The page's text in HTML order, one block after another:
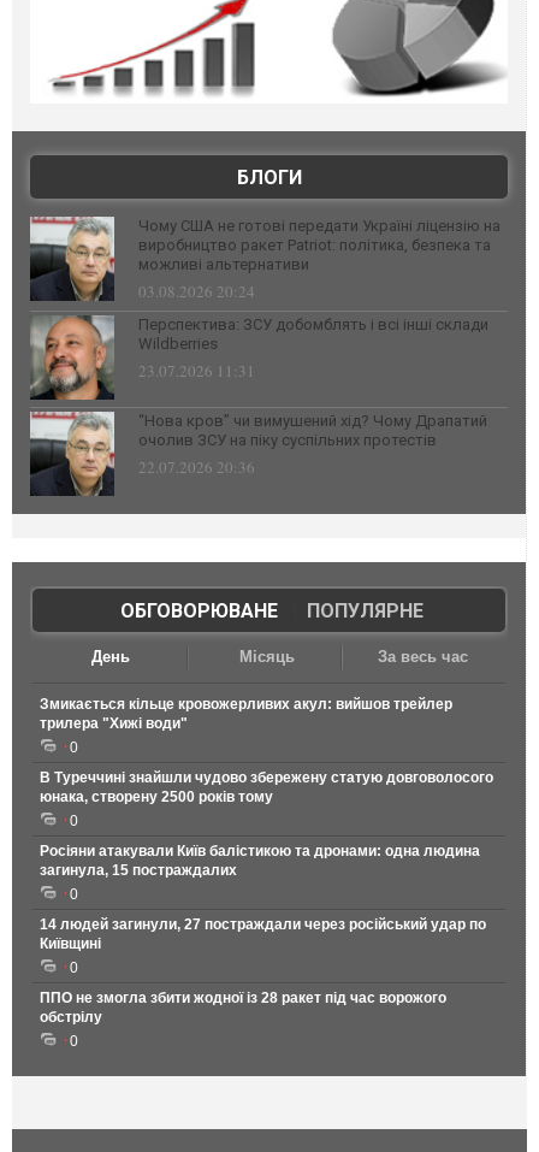
БЛОГИ
Чому США не готові передати Україні ліцензію на
виробництво ракет Patriot: політика, безпека та
можливі альтернативи
03.08.2026 20:24
Перспектива: ЗСУ добомблять і всі інші склади
Wildberries
23.07.2026 11:31
“Нова кров” чи вимушений хід? Чому Драпатий
очолив ЗСУ на піку суспільних протестів
22.07.2026 20:36
ОБГОВОРЮВАНЕ| ПОПУЛЯРНЕ
День Місяць За весь час
Змикається кільце кровожерливих акул: вийшов трейлер
трилера "Хижі води"
0
В Туреччині знайшли чудово збережену статую довговолосого
юнака, створену 2500 років тому
0
Росіяни атакували Київ балістикою та дронами: одна людина
загинула, 15 постраждалих
0
14 людей загинули, 27 постраждали через російський удар по
Київщині
0
ППО не змогла збити жодної із 28 ракет під час ворожого
обстрілу
0